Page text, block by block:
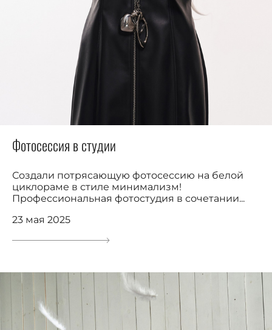
Фотосессия в студии
Создали потрясающую фотосессию на белой
циклораме в стиле минимализм!
Профессиональная фотостудия в сочетании...
23 мая 2025